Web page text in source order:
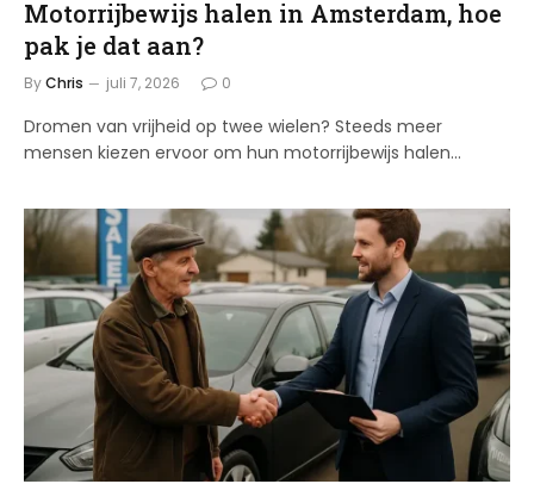
Motorrijbewijs halen in Amsterdam, hoe
pak je dat aan?
ByChris juli 7, 2026 0
Dromen van vrijheid op twee wielen? Steeds meer
mensen kiezen ervoor om hun motorrijbewijs halen…